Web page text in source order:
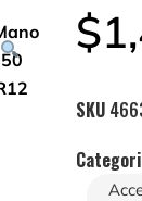
$
SKU